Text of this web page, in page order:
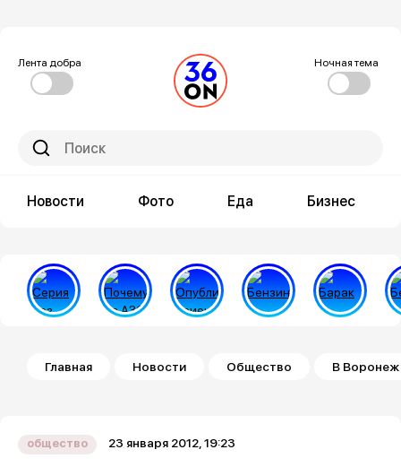
Лента добра Ночная тема
Новости Фото Еда Бизнес
Строка навигации
Главная Новости Общество В Воронеж
общество 23 января 2012, 19:23